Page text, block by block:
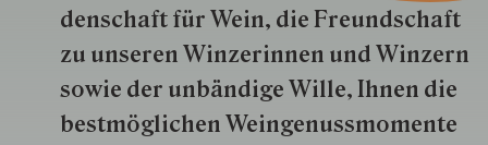
den­schaft für Wein, die Freund­schaft
zu unseren Win­zer­innen und Win­zern
so­wie der un­bän­dige Wille, Ihnen die
best­mög­lich­en Wein­genuss­momente